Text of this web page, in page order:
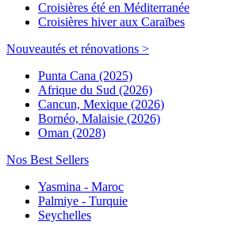
Croisières été en Méditerranée
Croisières hiver aux Caraïbes
Nouveautés et rénovations >
Punta Cana (2025)
Afrique du Sud (2026)
Cancun, Mexique (2026)
Bornéo, Malaisie (2026)
Oman (2028)
Nos Best Sellers
Yasmina - Maroc
Palmiye - Turquie
Seychelles